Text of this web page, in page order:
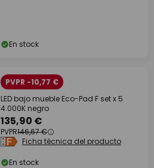
En stock
PVPR -10,77 €
LED bajo mueble Eco-Pad F set x 5
4.000K negro
135,90 €
PVPR146,67 €
Ficha técnica del producto
En stock